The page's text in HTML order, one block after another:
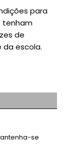
para
tenham
de
escola.
se